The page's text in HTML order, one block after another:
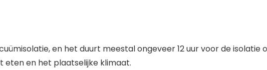
en het duurt meestal ongeveer 12 uur voor de isolatie
en het plaatselijke klimaat.